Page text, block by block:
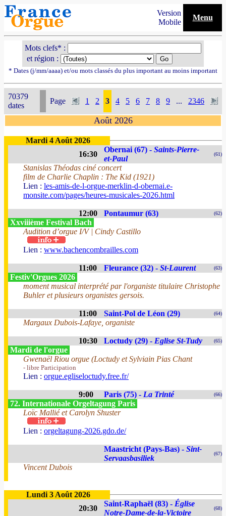
Version
Mobile
Menu
Mots clefs* :
et région :
* Dates (j/mm/aaaa) et/ou mots classés du plus important au moins important
70379
dates
Page 1 2 3 4 5 6 7 8 9 ... 2346
Août 2026
Mardi 4 Août 2026
16:30
Obernai (67) - Saints-Pierre-
et-Paul
(61)
Stanislas Théodas ciné concert
film de Charlie Chaplin : The Kid (1921)
Lien : les-amis-de-l-orgue-merklin-d-obernai.e-
monsite.com/pages/heures-musicales-2026.html
12:00 Pontaumur (63) (62)
Xxviiième Festival Bach
Audition d’orgue I/V | Cindy Castillo
Lien : www.bachencombrailles.com
11:00 Fleurance (32) - St-Laurent (63)
Festiv'Orgues 2026
moment musical interprété par l'organiste titulaire Christophe
Buhler et plusieurs organistes gersois.
11:00 Saint-Pol de Léon (29) (64)
Margaux Dubois-Lafaye, organiste
10:30 Loctudy (29) - Eglise St-Tudy (65)
Mardi de l'orgue
Gwenaël Riou orgue (Loctudy et Sylviain Pias Chant
- libre Participation
Lien : orgue.egliseloctudy.free.fr/
9:00 Paris (75) - La Trinté (66)
72. Internationale Orgeltagung Paris
Loïc Mallié et Carolyn Shuster
Lien : orgeltagung-2026.gdo.de/
Maastricht (Pays-Bas) - Sint-
Servaasbasiliek
(67)
Vincent Dubois
Lundi 3 Août 2026
20:30
Saint-Raphaël (83) - Église
Notre-Dame-de-la-Victoire
(68)